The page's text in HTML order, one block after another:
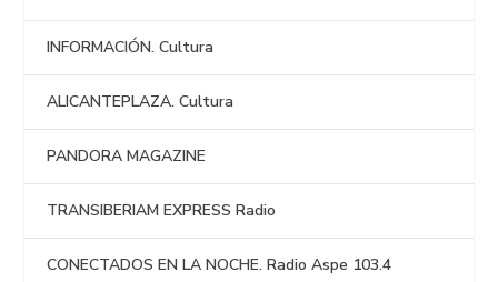
INFORMACIÓN. Cultura
ALICANTEPLAZA. Cultura
PANDORA MAGAZINE
TRANSIBERIAM EXPRESS Radio
CONECTADOS EN LA NOCHE. Radio Aspe 103.4